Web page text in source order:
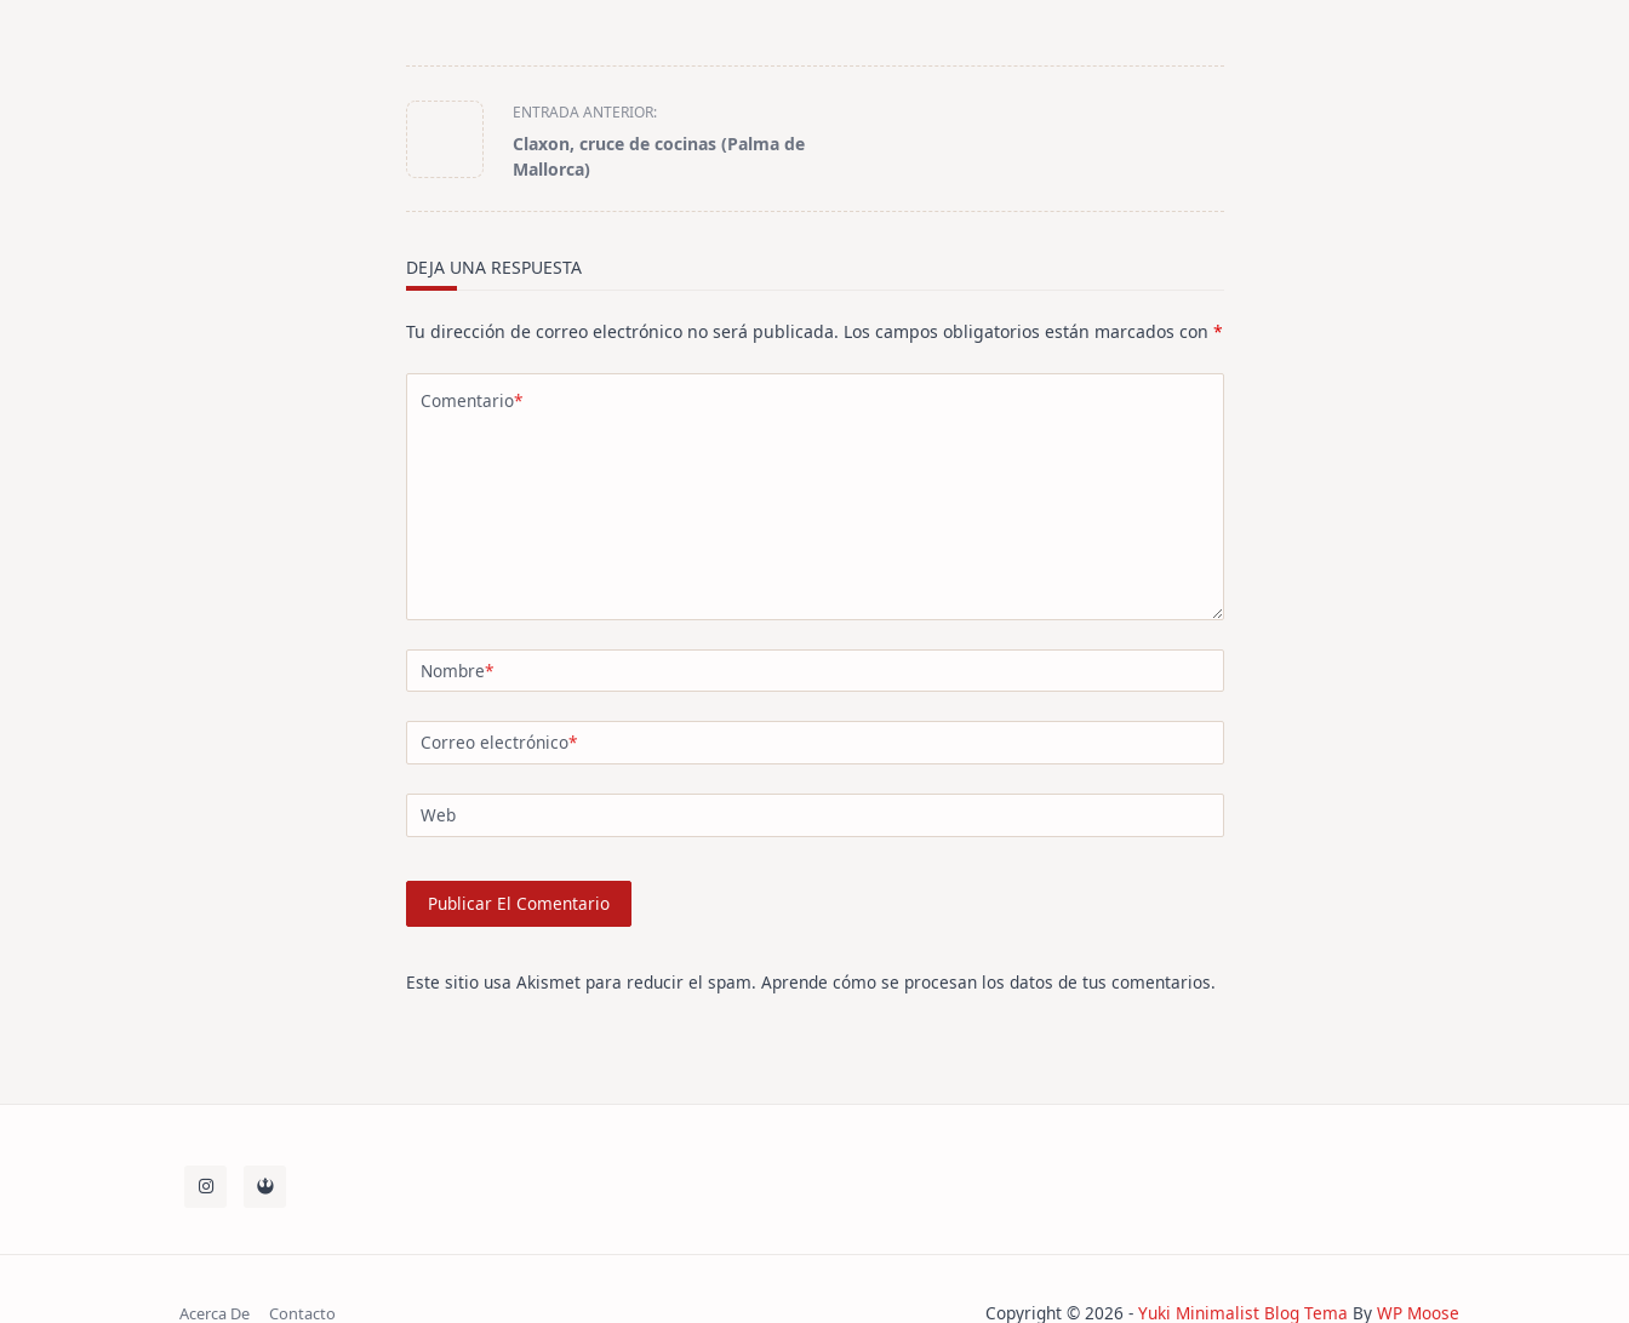
<span
class="nav-
subtitle
ENTRADA ANTERIOR:
Claxon, cruce de cocinas (Palma de
Mallorca)
DEJA UNA RESPUESTA
Tu dirección de correo electrónico no será publicada. Los campos obligatorios están marcados con *
Comentario*
Nombre*
Correo electrónico*
Web
Este sitio usa Akismet para reducir el spam. Aprende cómo se procesan los datos de tus comentarios.
Acerca De Contacto Copyright © 2026 - Yuki Minimalist Blog Tema By WP Moose